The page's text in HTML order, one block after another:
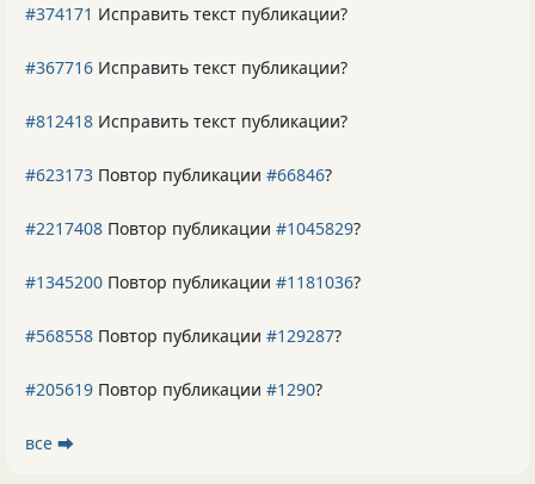
#374171 Исправить текст публикации?
#367716 Исправить текст публикации?
#812418 Исправить текст публикации?
#623173 Повтор публикации #66846?
#2217408 Повтор публикации #1045829?
#1345200 Повтор публикации #1181036?
#568558 Повтор публикации #129287?
#205619 Повтор публикации #1290?
все ⮕